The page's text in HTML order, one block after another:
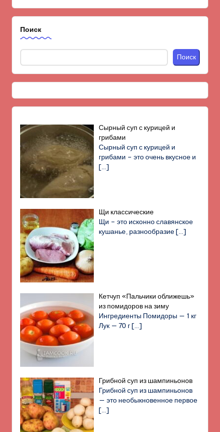
Поиск
Поиск
Сырный суп с курицей и
грибами
Сырный суп с курицей и
грибами – это очень вкусное и
[…]
Щи классические
Щи – это исконно славянское
кушанье, разнообразие[…]
Кетчуп «Пальчики оближешь»
из помидоров на зиму
Ингредиенты Помидоры — 1 кг
Лук — 70 г[…]
Грибной суп из шампиньонов
Грибной суп из шампиньонов
— это необыкновенное первое
[…]